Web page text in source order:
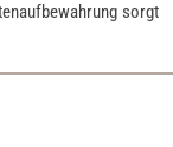
sorgt